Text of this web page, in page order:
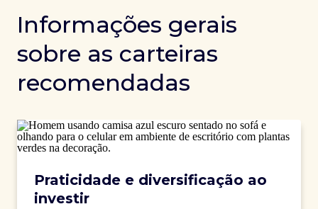
Informações gerais
sobre as carteiras
recomendadas
Praticidade e diversificação ao
investir